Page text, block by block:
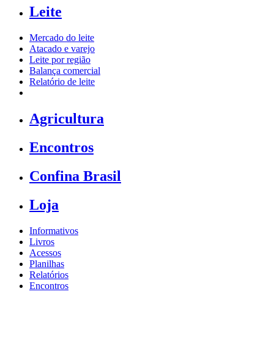
Leite
Mercado do leite
Atacado e varejo
Leite por região
Balança comercial
Relatório de leite
Agricultura
Encontros
Confina Brasil
Loja
Informativos
Livros
Acessos
Planilhas
Relatórios
Encontros